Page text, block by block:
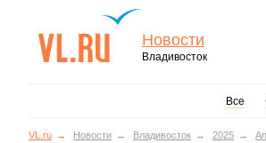
Новости
Владивосток
Все
VL.ru Новости Владивосток 2025